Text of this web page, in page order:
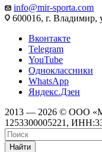
info@mir-sporta.com
600016, г. Владимир,
Вконтакте
Telegram
YouTube
Одноклассники
WhatsApp
Яндекс.Дзен
2013 — 2026 © ООО
1253300005221,
Найти